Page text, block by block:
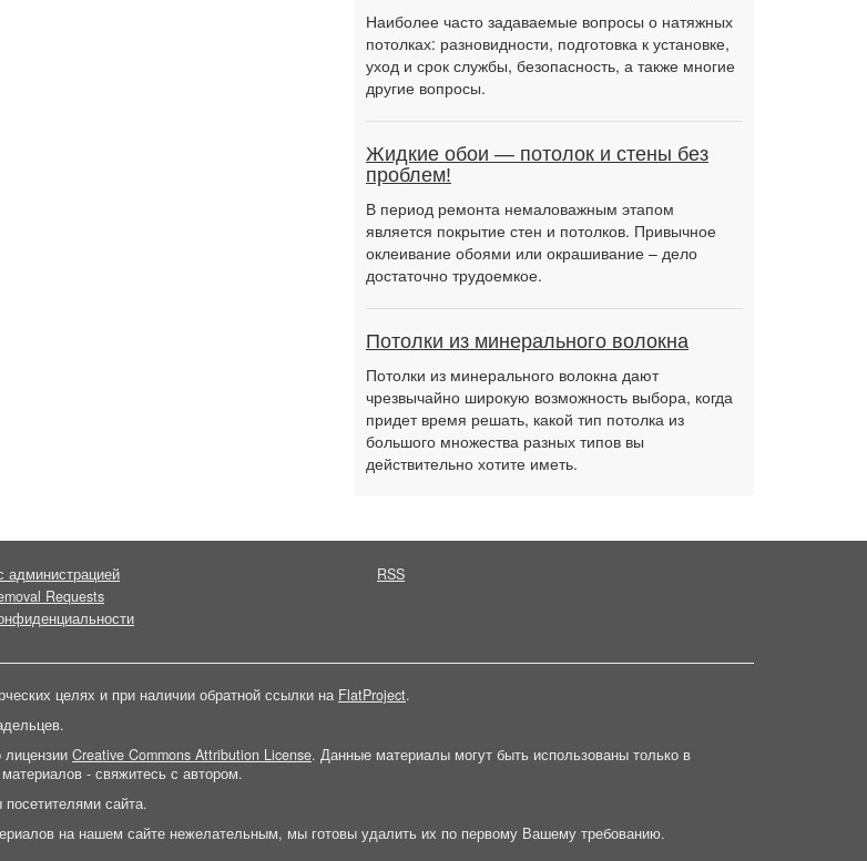
Наиболее часто задаваемые вопросы о натяжных
потолках: разновидности, подготовка к установке,
уход и срок службы, безопасность, а также многие
другие вопросы.
Жидкие обои — потолок и стены без
проблем!
В период ремонта немаловажным этапом
является покрытие стен и потолков. Привычное
оклеивание обоями или окрашивание – дело
достаточно трудоемкое.
Потолки из минерального волокна
Потолки из минерального волокна дают
чрезвычайно широкую возможность выбора, когда
придет время решать, какой тип потолка из
большого множества разных типов вы
действительно хотите иметь.
администрацией
Requests
RSS
целях и при наличии обратной ссылки на FlatProject.
Creative Commons Attribution License. Данные материалы могут быть использованы только в
- свяжитесь с автором.
сайта.
на нашем сайте нежелательным, мы готовы удалить их по первому Вашему требованию.